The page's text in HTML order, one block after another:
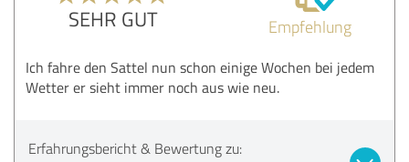
Bewertung anzeigen
SEHR GUT Empfehlung
Ich fahre den Sattel nun schon einige Wochen bei jedem
Wetter er sieht immer noch aus wie neu.
Erfahrungsbericht & Bewertung zu: